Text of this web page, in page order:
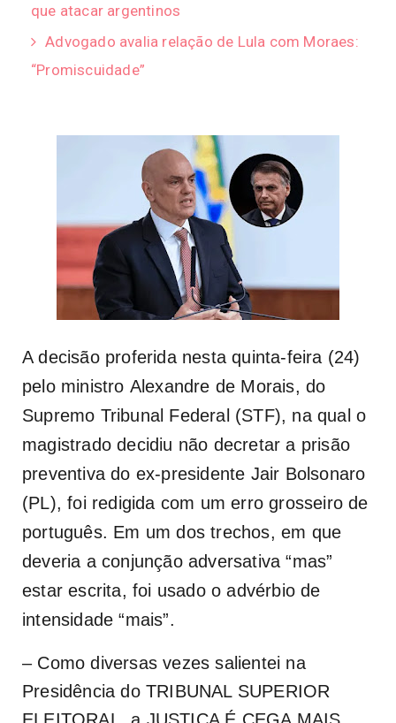
que atacar argentinos
Advogado avalia relação de Lula com Moraes:
“Promiscuidade”
A decisão proferida nesta quinta-feira (24)
pelo ministro Alexandre de Morais, do
Supremo Tribunal Federal (STF), na qual o
magistrado decidiu não decretar a prisão
preventiva do ex-presidente Jair Bolsonaro
(PL), foi redigida com um erro grosseiro de
português. Em um dos trechos, em que
deveria a conjunção adversativa “mas”
estar escrita, foi usado o advérbio de
intensidade “mais”.
– Como diversas vezes salientei na
Presidência do TRIBUNAL SUPERIOR